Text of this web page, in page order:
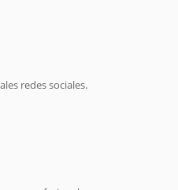
redes sociales.